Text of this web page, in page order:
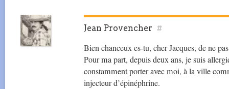
Jean Provencher #
Bien chanceux es-tu, cher Jacques, de ne
Pour ma part, depuis deux ans, je suis
constamment porter avec moi, à la ville
injecteur d’épinéphrine.